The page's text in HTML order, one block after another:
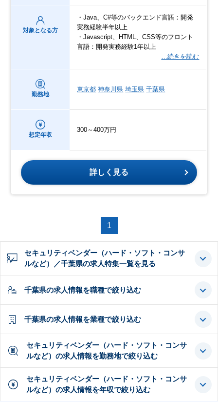
対象となる方
・Java、C#等のバックエンド言語：開発
実務経験半年以上
・Javascript、HTML、CSS等のフロント
言語：開発実務経験1年以上
…続きを読む
勤務地
東京都 神奈川県 埼玉県 千葉県
想定年収
300～400万円
詳しく見る
1
セキュリティベンダー（ハード・ソフト・コンサ
ルなど）／千葉県の求人特集一覧を見る
千葉県の求人情報を職種で絞り込む
千葉県の求人情報を業種で絞り込む
セキュリティベンダー（ハード・ソフト・コンサ
ルなど）の求人情報を勤務地で絞り込む
セキュリティベンダー（ハード・ソフト・コンサ
ルなど）の求人情報を年収で絞り込む